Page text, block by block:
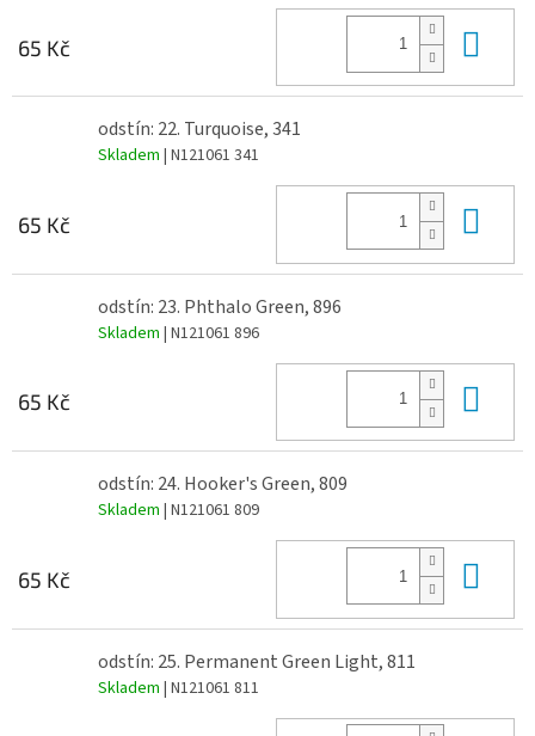
65 Kč
odstín: 22. Turquoise, 341
Skladem | N121061 341
65 Kč
odstín: 23. Phthalo Green, 896
Skladem | N121061 896
65 Kč
odstín: 24. Hooker's Green, 809
Skladem | N121061 809
65 Kč
odstín: 25. Permanent Green Light, 811
Skladem | N121061 811